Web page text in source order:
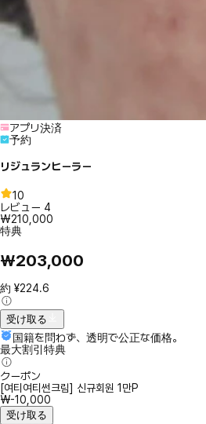
アプリ決済
予約
リジュランヒーラー
10
レビュー 4
₩210,000
特典
₩203,000
約 ¥224.6
受け取る
国籍を問わず、透明で公正な価格。
最大割引特典
クーポン
[여티여티썬크림] 신규회원 1만P
₩-10,000
受け取る